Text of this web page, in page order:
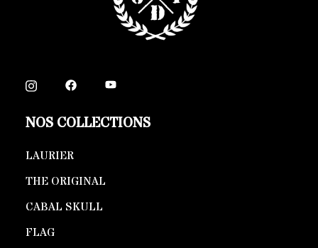
NOS COLLECTIONS
LAURIER
THE ORIGINAL
CABAL SKULL
FLAG